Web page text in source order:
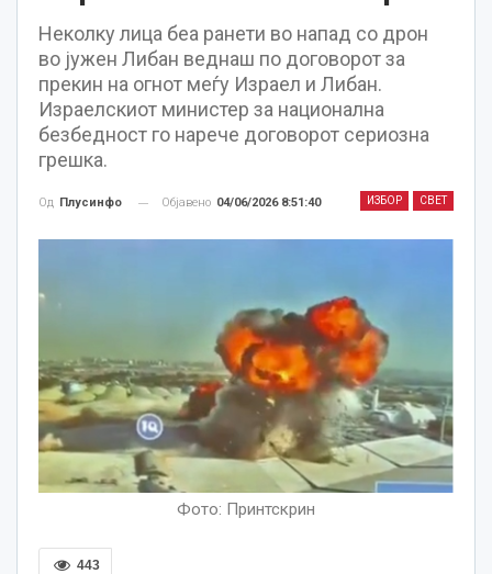
Неколку лица беа ранети во напад со дрон
во јужен Либан веднаш по договорот за
прекин на огнот меѓу Израел и Либан.
Израелскиот министер за национална
безбедност го нарече договорот сериозна
грешка.
ИЗБОР СВЕТ
Од Плусинфо Објавено 04/06/2026 8:51:40
Фото: Принтскрин
443